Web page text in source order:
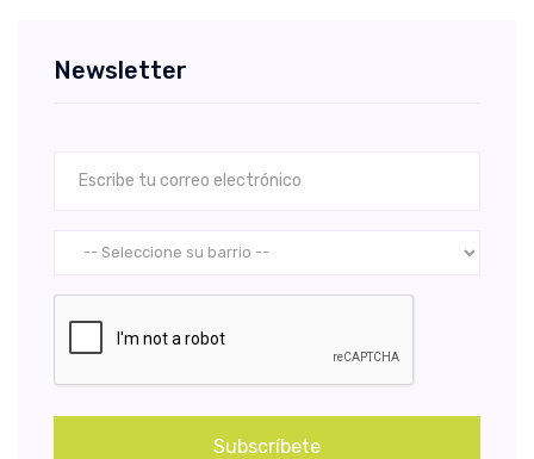
Newsletter
Subscríbete